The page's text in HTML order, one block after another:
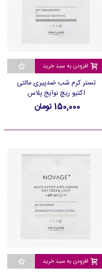
افزودن به سبد خرید
تستر کرم شب ضدپیری مالتی
اکتیو ریچ نوایج پلاس
150,000 تومان
افزودن به سبد خرید